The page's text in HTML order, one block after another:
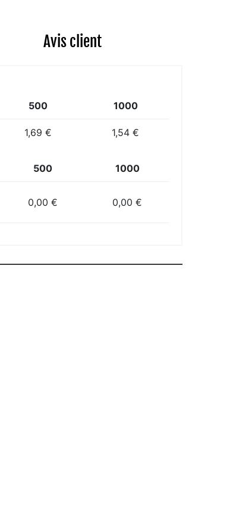
Avis client
500 1000
1,69 € 1,54 €
500 1000
0,00 € 0,00 €